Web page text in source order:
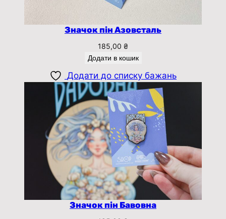
Значок пін Азовсталь
185,00 ₴
Додати в кошик
Додати до списку бажань
Значок пін Бавовна